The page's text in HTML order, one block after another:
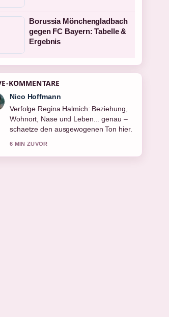
Borussia Mönchengladbach
gegen FC Bayern: Tabelle &
Ergebnis
KOMMENTARE
Hannah Weber
Hilfreicher Kontext zu Alexander Gerst:
Leben, Karriere und Gehalt des.... Bitte
haltet diesen Liveticker aktuell.
8 MIN ZUVOR